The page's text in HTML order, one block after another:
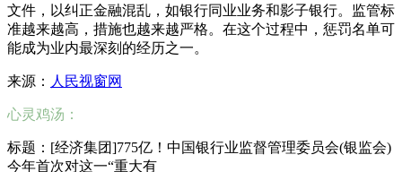
文件，以纠正金融混乱，如银行同业业务和影子银行。监管标
准越来越高，措施也越来越严格。在这个过程中，惩罚名单可
能成为业内最深刻的经历之一。
来源： 人民视窗网
心灵鸡汤：
标题：[经济集团]775亿！中国银行业监督管理委员会(银监会)
今年首次对这一“重大有